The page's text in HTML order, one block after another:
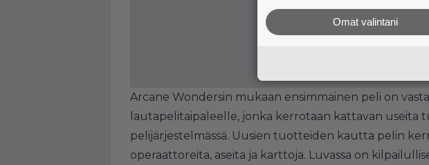
Arcane Wondersin mukaan ensimmäinen peli on
lautapelitaipaleelle, jonka kerrotaan kattavan useita
pelijärjestelmässä. Uusien tuotteiden kautta pelin
operaattoreita, aseita ja karttoja. Luvassa on
Omat valintani